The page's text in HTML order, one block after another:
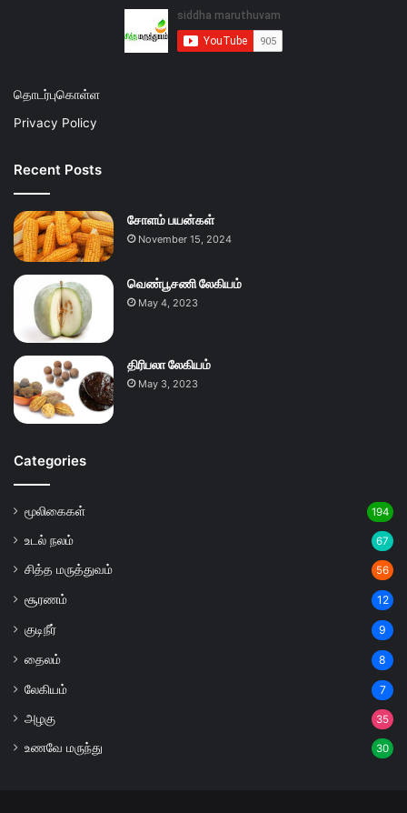
தொடர்புகொள்ள
Privacy Policy
Recent Posts
சோளம் பயன்கள்
November 15, 2024
வெண்பூசணி லேகியம்
May 4, 2023
திரிபலா லேகியம்
May 3, 2023
Categories
மூலிகைகள் 194
உடல் நலம் 67
சித்த மருத்துவம் 56
சூரணம் 12
குடிநீர் 9
தைலம் 8
லேகியம் 7
அழகு 35
உணவே மருந்து 30